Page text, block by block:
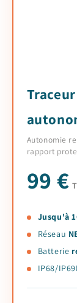
Autonomie
rapport
99 €
Jusqu'à
Réseau
Batterie
IP68/